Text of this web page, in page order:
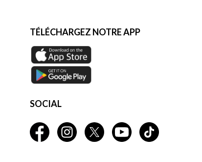
TÉLÉCHARGEZ NOTRE APP
SOCIAL